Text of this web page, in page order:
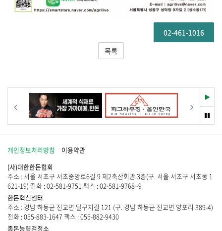
02-461-1016
목록
재
생
멈
춤
개인정보처리방침
이용약관
(사)대한한돈협회
주소 : 서울 서초구 서초중앙로6길 9 제2축산회관 3층(구. 서울 서초구 서초동 1
621-19) 전화 : 02-581-9751 팩스 : 02-581-9768~9
한돈혁신센터
주소 : 경남 하동군 진교면 달구지길 121 (구. 경남 하동군 진교면 양포리 389-4)
전화 : 055-883-1647 팩스 : 055-882-9430
종돈능력검정소